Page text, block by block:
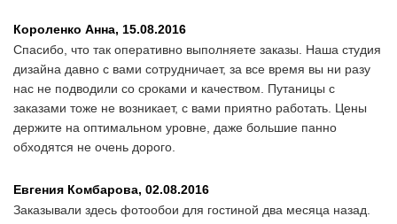
Короленко Анна, 15.08.2016
Спасибо, что так оперативно выполняете заказы. Наша студия
дизайна давно с вами сотрудничает, за все время вы ни разу
нас не подводили со сроками и качеством. Путаницы с
заказами тоже не возникает, с вами приятно работать. Цены
держите на оптимальном уровне, даже большие панно
обходятся не очень дорого.
Евгения Комбарова, 02.08.2016
Заказывали здесь фотообои для гостиной два месяца назад.